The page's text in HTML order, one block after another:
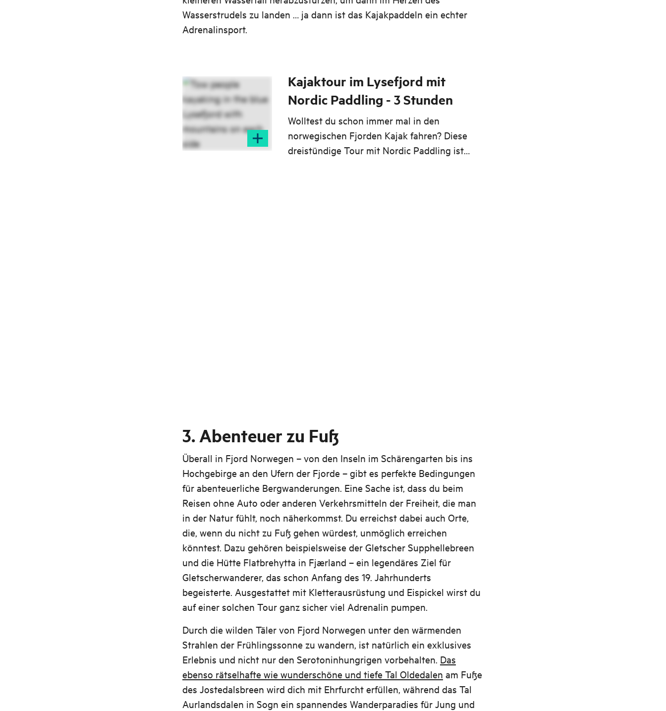
Wasserstrudels zu landen … ja dann ist das Kajakpaddeln ein echter
Adrenalinsport.
Kajaktour im Lysefjord mit
Nordic Paddling - 3 Stunden
Wolltest du schon immer mal in den
norwegischen Fjorden Kajak fahren? Diese
dreistündige Tour mit Nordic Paddling ist
3. Abenteuer zu Fuß
Überall in Fjord Norwegen – von den Inseln im Schärengarten bis ins
Hochgebirge an den Ufern der Fjorde – gibt es perfekte Bedingungen
für abenteuerliche Bergwanderungen. Eine Sache ist, dass du beim
Reisen ohne Auto oder anderen Verkehrsmitteln der Freiheit, die man
in der Natur fühlt, noch näherkommst. Du erreichst dabei auch Orte,
die, wenn du nicht zu Fuß gehen würdest, unmöglich erreichen
könntest. Dazu gehören beispielsweise der Gletscher Supphellebreen
und die Hütte Flatbrehytta in Fjærland – ein legendäres Ziel für
Gletscherwanderer, das schon Anfang des 19. Jahrhunderts
begeisterte. Ausgestattet mit Kletterausrüstung und Eispickel wirst du
auf einer solchen Tour ganz sicher viel Adrenalin pumpen.
Durch die wilden Täler von Fjord Norwegen unter den wärmenden
Strahlen der Frühlingssonne zu wandern, ist natürlich ein exklusives
Erlebnis und nicht nur den Serotoninhungrigen vorbehalten. Das
ebenso rätselhafte wie wunderschöne und tiefe Tal Oldedalen am Fuße
des Jostedalsbreen wird dich mit Ehrfurcht erfüllen, während das Tal
Aurlandsdalen in Sogn ein spannendes Wanderparadies für Jung und